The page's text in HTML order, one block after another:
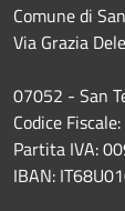
Comune di
Via Grazia
07052 - San
Codice
Partita IVA:
IBAN: